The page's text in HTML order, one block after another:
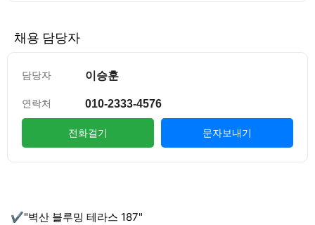
채용 담당자
담당자 이승훈
연락처 010-2333-4576
전화걸기 문자보내기
본문
✔️"벽산 블루밍 테라스 187"